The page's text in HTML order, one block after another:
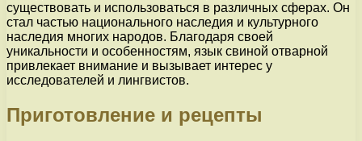
существовать и использоваться в различных сферах. Он
стал частью национального наследия и культурного
наследия многих народов. Благодаря своей
уникальности и особенностям, язык свиной отварной
привлекает внимание и вызывает интерес у
исследователей и лингвистов.
Приготовление и рецепты